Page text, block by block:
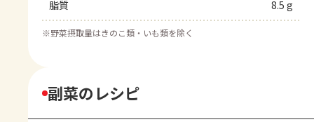
脂質 8.5 g
※野菜摂取量はきのこ類・いも類を除く
副菜のレシピ